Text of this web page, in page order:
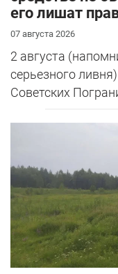
его лишат
07 августа 2026
2 августа
серьезного
Советских